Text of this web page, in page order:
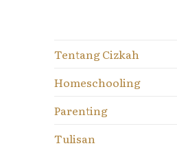
Tentang Cizkah
Homeschooling
Parenting
Tulisan